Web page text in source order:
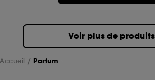
Voir plus de produits
Accueil Parfum